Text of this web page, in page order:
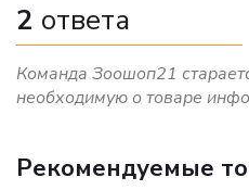
2 ответа
Команда Зоошоп21
необходимую о товаре
Рекомендуемые